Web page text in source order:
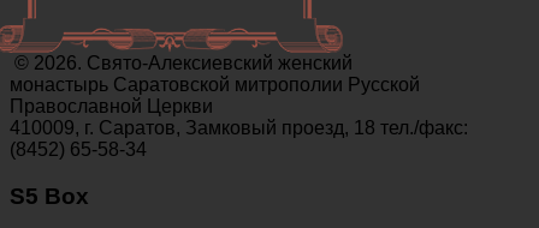
© 2026. Свято-Алексиевский женский
монастырь Саратовской митрополии Русской
Православной Церкви
410009, г. Саратов, Замковый проезд, 18 тел./факс:
(8452) 65-58-34
S5 Box